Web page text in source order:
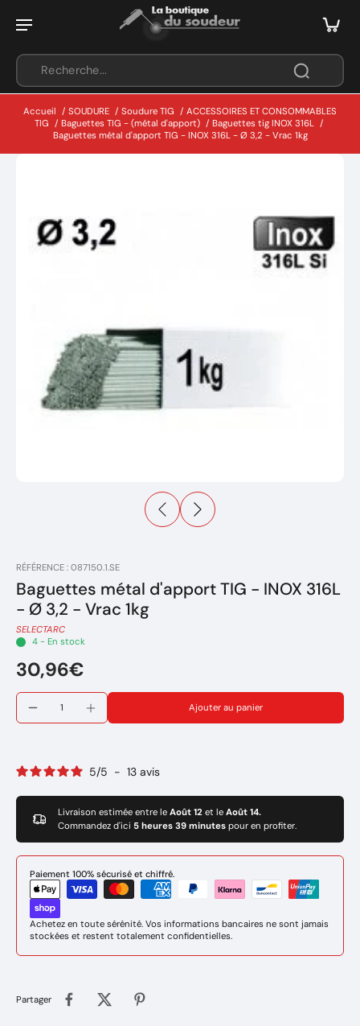
Accueil / SOUDURE / Soudure TIG / ACCESSOIRES ET CONSOMMABLES
TIG / Baguettes TIG - (métal d'apport) / Baguettes tig INOX 316L /
Baguettes métal d'apport TIG - INOX 316L - Ø 3,2 - Vrac 1kg
RÉFÉRENCE : 087150.1.SE
Baguettes métal d'apport TIG - INOX 316L
- Ø 3,2 - Vrac 1kg
SELECTARC
4 - En stock
30,96€
Ajouter au panier
5/5 - 13 avis
Livraison estimée entre le Août 12 et le Août 14.
Commandez d'ici 5 heures 39 minutes pour en profiter.
Paiement 100% sécurisé et chiffré.
Achetez en toute sérénité. Vos informations bancaires ne sont jamais
stockées et restent totalement confidentielles.
Partager